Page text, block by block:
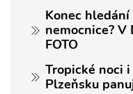
Konec
nemocnice?
FOTO
Tropické noci
Plzeňsku